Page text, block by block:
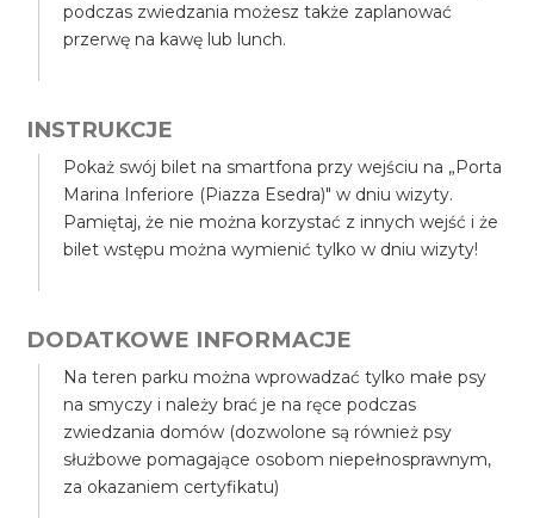
podczas zwiedzania możesz także zaplanować
przerwę na kawę lub lunch.
INSTRUKCJE
Pokaż swój bilet na smartfona przy wejściu na „Porta
Marina Inferiore (Piazza Esedra)" w dniu wizyty.
Pamiętaj, że nie można korzystać z innych wejść i że
bilet wstępu można wymienić tylko w dniu wizyty!
DODATKOWE INFORMACJE
Na teren parku można wprowadzać tylko małe psy
na smyczy i należy brać je na ręce podczas
zwiedzania domów (dozwolone są również psy
służbowe pomagające osobom niepełnosprawnym,
za okazaniem certyfikatu)